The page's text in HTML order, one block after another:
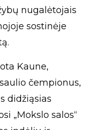
nugalėtojais
sostinėje
Kaune,
čempionus,
didžiąsias
„Mokslo salos“